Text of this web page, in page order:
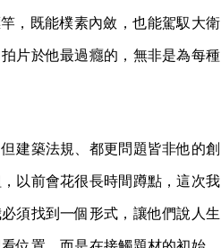
，既能樸素內斂，也能駕馭大衛
片於他最過癮的，無非是為每種
建築法規、都更問題皆非他的創
以前會花很長時間蹲點，這次我
須找到一個形式，讓他們說人生